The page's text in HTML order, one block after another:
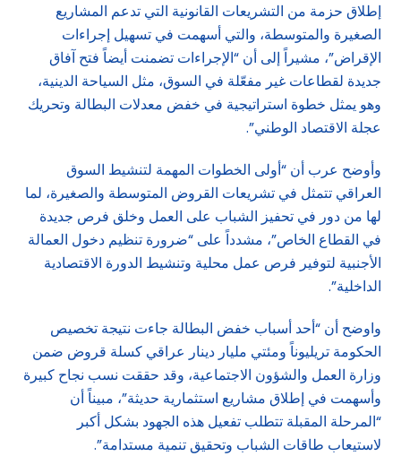
إطلاق حزمة من التشريعات القانونية التي تدعم المشاريع
الصغيرة والمتوسطة، والتي أسهمت في تسهيل إجراءات
الإقراض”، مشيراً إلى أن “الإجراءات تضمنت أيضاً فتح آفاق
جديدة لقطاعات غير مفعّلة في السوق، مثل السياحة الدينية،
وهو يمثل خطوة استراتيجية في خفض معدلات البطالة وتحريك
عجلة الاقتصاد الوطني”.
وأوضح عرب أن “أولى الخطوات المهمة لتنشيط السوق
العراقي تتمثل في تشريعات القروض المتوسطة والصغيرة، لما
لها من دور في تحفيز الشباب على العمل وخلق فرص جديدة
في القطاع الخاص”، مشدداً على “ضرورة تنظيم دخول العمالة
الأجنبية لتوفير فرص عمل محلية وتنشيط الدورة الاقتصادية
الداخلية”.
واوضح أن “أحد أسباب خفض البطالة جاءت نتيجة تخصيص
الحكومة تريليوناً ومئتي مليار دينار عراقي كسلة قروض ضمن
وزارة العمل والشؤون الاجتماعية، وقد حققت نسب نجاح كبيرة
وأسهمت في إطلاق مشاريع استثمارية حديثة”، مبيناً أن
“المرحلة المقبلة تتطلب تفعيل هذه الجهود بشكل أكبر
لاستيعاب طاقات الشباب وتحقيق تنمية مستدامة”.